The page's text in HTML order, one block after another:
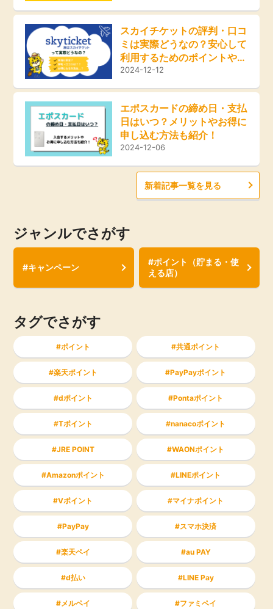
スカイチケットの評判・口コ
ミは実際どうなの？安心して
利用するためのポイントやお
得な方法をご紹介！
2024-12-12
エポスカードの締め日・支払
日はいつ？メリットやお得に
申し込む方法も紹介！
2024-12-06
新着記事一覧を見る
ジャンルでさがす
#キャンペーン
#ポイント（貯まる・使
える店）
タグでさがす
ポイント 共通ポイント
楽天ポイント PayPayポイント
dポイント Pontaポイント
Tポイント nanacoポイント
JRE POINT WAONポイント
Amazonポイント LINEポイント
Vポイント マイナポイント
PayPay スマホ決済
楽天ペイ au PAY
d払い LINE Pay
メルペイ ファミペイ